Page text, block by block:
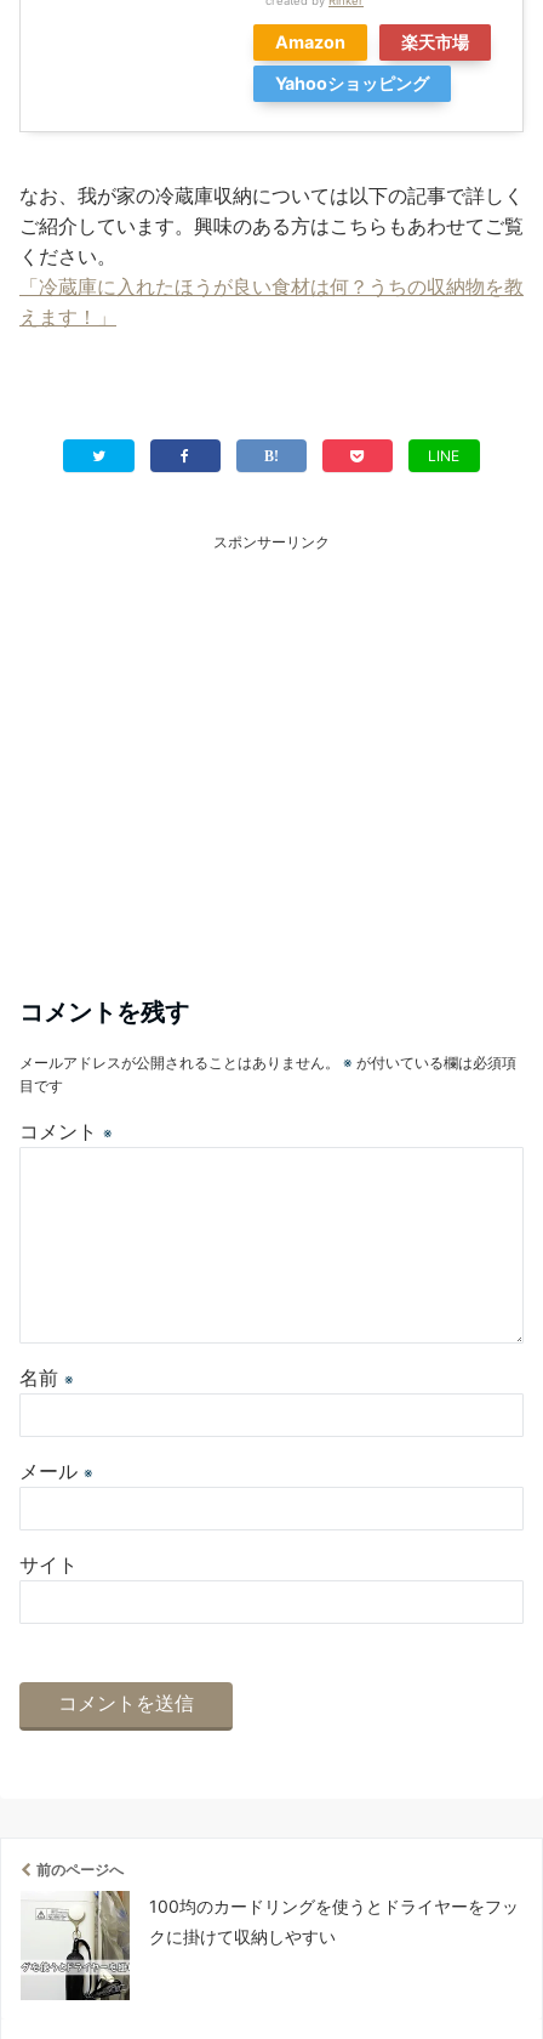
Amazon
楽天市場
Yahooショッピング
なお、我が家の冷蔵庫収納については以下の記事で詳しく
ご紹介しています。興味のある方はこちらもあわせてご覧
ください。
「冷蔵庫に入れたほうが良い食材は何？うちの収納物を教
えます！」
LINE
スポンサーリンク
コメントを残す
メールアドレスが公開されることはありません。 ※ が付いている欄は必須項
目です
コメント ※
名前 ※
メール ※
サイト
前のページへ
100均のカードリングを使うとドライヤーをフッ
クに掛けて収納しやすい